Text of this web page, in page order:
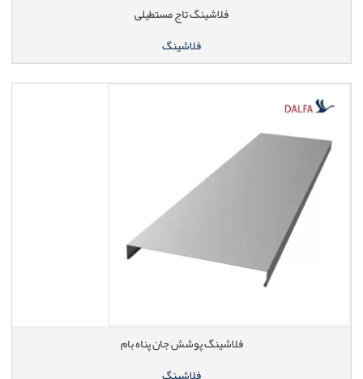
فلاشینگ تاج مستطیلی
فلاشینگ
فلاشینگ پوشش جان پناه بام